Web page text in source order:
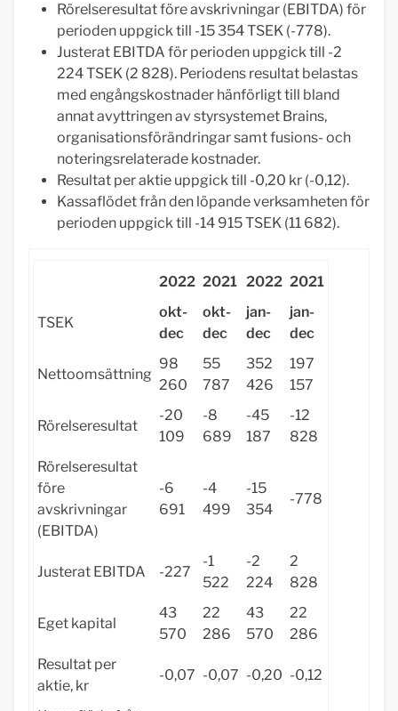
Rörelseresultat före avskrivningar (EBITDA) för
perioden uppgick till -15 354 TSEK (-778).
Justerat EBITDA för perioden uppgick till -2
224 TSEK (2 828). Periodens resultat belastas
med engångskostnader hänförligt till bland
annat avyttringen av styrsystemet Brains,
organisationsförändringar samt fusions- och
noteringsrelaterade kostnader.
Resultat per aktie uppgick till -0,20 kr (-0,12).
Kassaflödet från den löpande verksamheten för
perioden uppgick till -14 915 TSEK (11 682).
2022 2021 2022 2021
TSEK
okt-
dec
okt-
dec
jan-
dec
jan-
dec
Nettoomsättning
98
260
55
787
352
426
197
157
Rörelseresultat
-20
109
-8
689
-45
187
-12
828
Rörelseresultat
före
avskrivningar
(EBITDA)
-6
691
-4
499
-15
354
-778
Justerat EBITDA -227
-1
522
-2
224
2
828
Eget kapital
43
570
22
286
43
570
22
286
Resultat per
aktie, kr
-0,07 -0,07 -0,20 -0,12